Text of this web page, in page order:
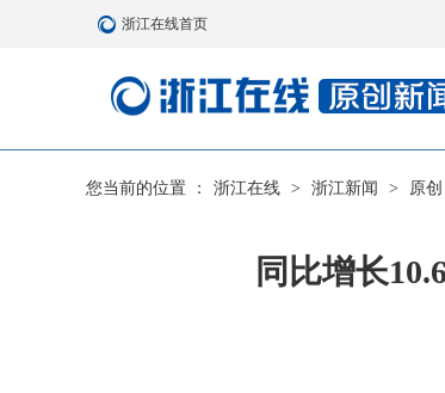
浙江在线首页
您当前的位置 ： 浙江在线 > 浙江新闻 > 原创
同比增长